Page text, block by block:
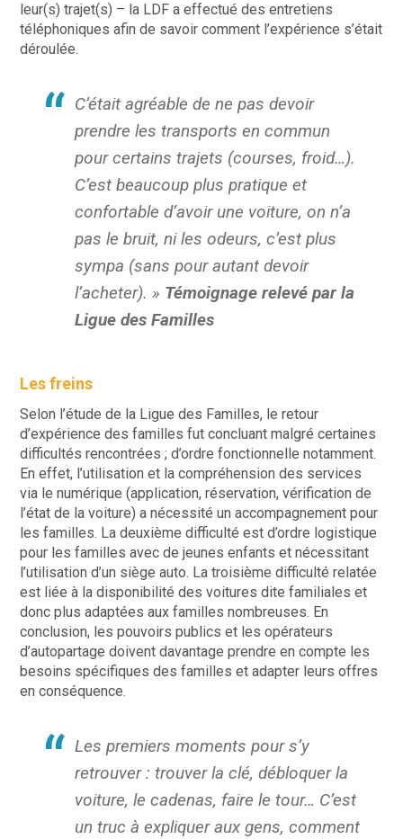
leur(s) trajet(s) – la LDF a effectué des entretiens
téléphoniques afin de savoir comment l’expérience s’était
déroulée.
C’était agréable de ne pas devoir
prendre les transports en commun
pour certains trajets (courses, froid…).
C’est beaucoup plus pratique et
confortable d’avoir une voiture, on n’a
pas le bruit, ni les odeurs, c’est plus
sympa (sans pour autant devoir
l’acheter). » Témoignage relevé par la
Ligue des Familles
Les freins
Selon l’étude de la Ligue des Familles, le retour
d’expérience des familles fut concluant malgré certaines
difficultés rencontrées ; d’ordre fonctionnelle notamment.
En effet, l’utilisation et la compréhension des services
via le numérique (application, réservation, vérification de
l’état de la voiture) a nécessité un accompagnement pour
les familles. La deuxième difficulté est d’ordre logistique
pour les familles avec de jeunes enfants et nécessitant
l’utilisation d’un siège auto. La troisième difficulté relatée
est liée à la disponibilité des voitures dite familiales et
donc plus adaptées aux familles nombreuses. En
conclusion, les pouvoirs publics et les opérateurs
d’autopartage doivent davantage prendre en compte les
besoins spécifiques des familles et adapter leurs offres
en conséquence.
Les premiers moments pour s’y
retrouver : trouver la clé, débloquer la
voiture, le cadenas, faire le tour… C’est
un truc à expliquer aux gens, comment